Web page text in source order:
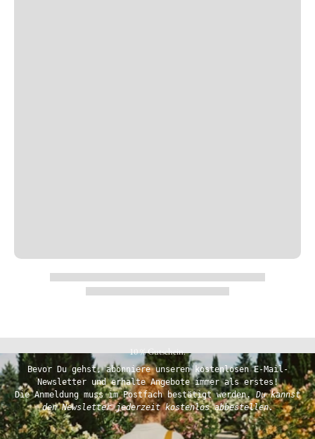
10 % Gutschein.
Bevor Du gehst, abonniere unseren kostenlosen E-Mail-
Newsletter und erhalte Angebote immer als erstes!
Die Anmeldung muss im Postfach bestätigt werden.Du kannst
den Newsletter jederzeit kostenlos abbestellen.